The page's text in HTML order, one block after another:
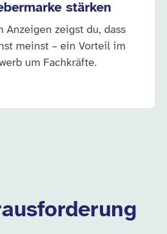
stärken
Anzeigen zeigst du, dass
meinst – ein Vorteil im
um Fachkräfte.